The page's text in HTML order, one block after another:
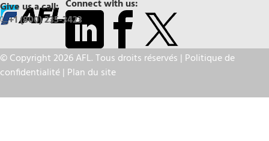
Connect with us:
Give us a call:
+1 (800) 235-3423
© Copyright 2026 AFL. Tous droits réservés | Politique de
confidentialité| Plan du site